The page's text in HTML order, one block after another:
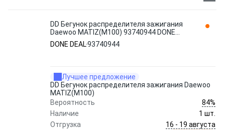
DD Бегунок распределителя зажигания
Daewoo MATIZ(M100) 93740944 DONE
DEAL
DONE DEAL93740944
Лучшее предложение
DD Бегунок распределителя зажигания Daewoo
MATIZ(M100)
Вероятность
84%
Наличие
1 шт.
Отгрузка
16 - 19 августа